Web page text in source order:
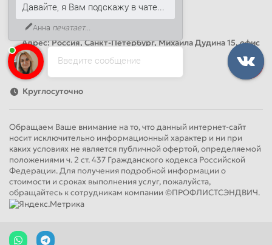
Наш адрес
Офис продаж
Адрес: Россия, Санкт-Петербург, Михаила Дудина 15, офис
41
Круглосуточно
Обращаем Ваше внимание на то, что данный интернет-сайт
носит исключительно информационный характер и ни при
каких условиях не является публичной офертой, определяемой
положениями ч. 2 ст. 437 Гражданского кодекса Российской
Федерации. Для получения подробной информации о
стоимости и сроках выполнения услуг, пожалуйста,
обращайтесь к сотрудникам компании ©ПРОФЛИСТСЭНДВИЧ.
Введите сообщение
Давайте, я Вам подскажу в чате...
Анна печатает...